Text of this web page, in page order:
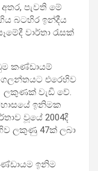
පැවති මේ
බටහිර ඉන්දීය
වාර්තා රැසක්
කණ්ඩායම්
එරෙහිව
ලකුණක් වැඩි වේ.
ඉනිමක
වූයේ 2004දී
ලකුණු 47ක් ලබා
ඉනිම